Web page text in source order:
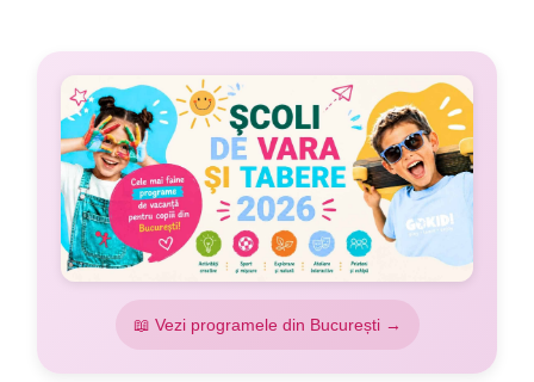
📖 Vezi programele din București →